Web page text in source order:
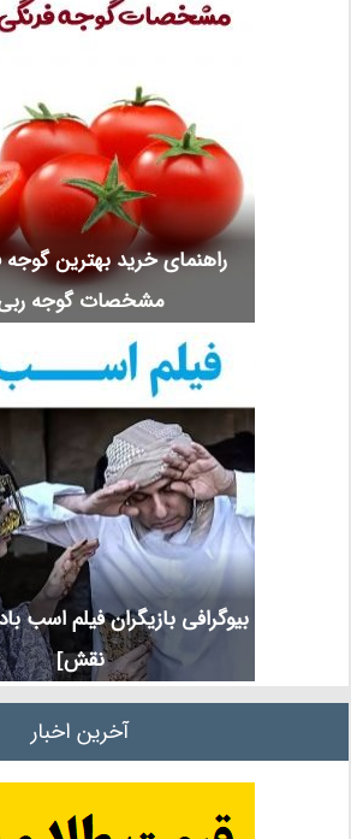
راهنمای خرید بهترین
مشخصات گوجه
بیوگرافی بازیگران فیلم اسب
نقش]
آخرین اخبار